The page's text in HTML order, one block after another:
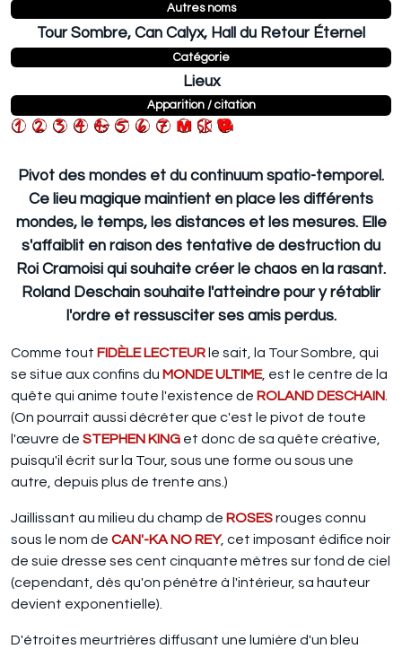
Autres noms
Tour Sombre, Can Calyx, Hall du Retour Éternel
Catégorie
Lieux
Apparition / citation
Pivot des mondes et du continuum spatio-temporel.
Ce lieu magique maintient en place les différents
mondes, le temps, les distances et les mesures. Elle
s'affaiblit en raison des tentative de destruction du
Roi Cramoisi qui souhaite créer le chaos en la rasant.
Roland Deschain souhaite l'atteindre pour y rétablir
l'ordre et ressusciter ses amis perdus.
Comme tout FIDÈLE LECTEUR le sait, la Tour Sombre, qui
se situe aux confins du MONDE ULTIME, est le centre de la
quête qui anime toute l'existence de ROLAND DESCHAIN.
(On pourrait aussi décréter que c'est le pivot de toute
l'œuvre de STEPHEN KING et donc de sa quête créative,
puisqu'il écrit sur la Tour, sous une forme ou sous une
autre, depuis plus de trente ans.)
Jaillissant au milieu du champ de ROSESrouges connu
sous le nom de CAN'-KA NO REY, cet imposant édifice noir
de suie dresse ses cent cinquante mètres sur fond de ciel
(cependant, dès qu'on pénètre à l'intérieur, sa hauteur
devient exponentielle).
D'étroites meurtrières diffusant une lumière d'un bleu